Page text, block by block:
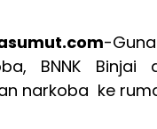
-
BNNK Binjai
narkoba ke